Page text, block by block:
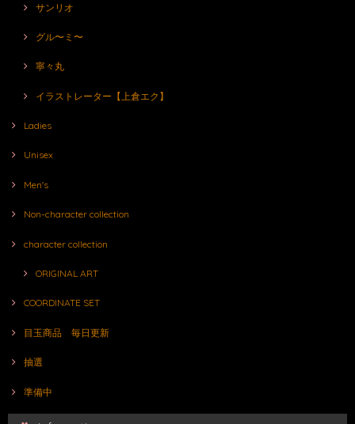
サンリオ
グル〜ミ〜
寧々丸
イラストレーター【上倉エク】
Ladies
Unisex
Men's
Non-character collection
character collection
ORIGINAL ART
COORDINATE SET
目玉商品 毎日更新
抽選
準備中